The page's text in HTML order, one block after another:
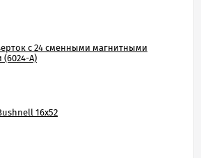
с 24 сменными магнитными
(6024-A)
16х52